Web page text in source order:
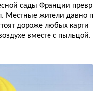
сады Франции превр
Местные жители давно п
дороже любых карти
вместе с пыльцой.